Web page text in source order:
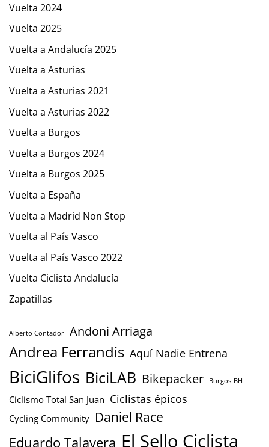
Vuelta 2024
Vuelta 2025
Vuelta a Andalucía 2025
Vuelta a Asturias
Vuelta a Asturias 2021
Vuelta a Asturias 2022
Vuelta a Burgos
Vuelta a Burgos 2024
Vuelta a Burgos 2025
Vuelta a España
Vuelta a Madrid Non Stop
Vuelta al País Vasco
Vuelta al País Vasco 2022
Vuelta Ciclista Andalucía
Zapatillas
Alberto Contador Andoni Arriaga
Andrea Ferrandis Aquí Nadie Entrena
BiciGlifos BiciLAB Bikepacker Burgos-BH
Ciclismo Total San Juan Ciclistas épicos
Cycling Community Daniel Race
Eduardo Talavera El Sello Ciclista